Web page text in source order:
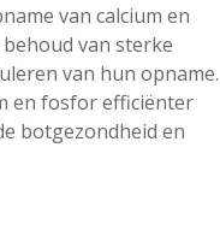
van calcium en
van sterke
van hun opname.
en fosfor efficiënter
botgezondheid en